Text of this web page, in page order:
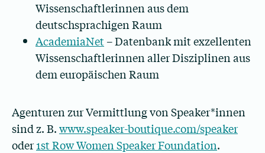
Wissenschaftlerinnen aus dem
deutschsprachigen Raum
AcademiaNet– Datenbank mit exzellenten
Wissenschaftlerinnen aller Disziplinen aus
dem europäischen Raum
Agenturen zur Vermittlung von Speaker*innen
sind z. B.www.speaker-boutique.com/speaker
oder1st Row Women Speaker Foundation.